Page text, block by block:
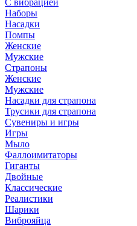
С вибрацией
Наборы
Насадки
Помпы
Женские
Мужские
Страпоны
Женские
Мужские
Насадки для страпона
Трусики для страпона
Сувениры и игры
Игры
Мыло
Фаллоимитаторы
Гиганты
Двойные
Классические
Реалистики
Шарики
Виброяйца